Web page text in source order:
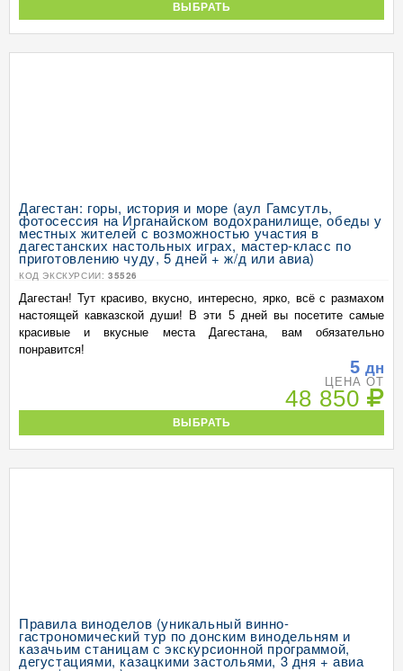
ВЫБРАТЬ
Дагестан: горы, история и море (аул Гамсутль,
фотосессия на Ирганайском водохранилище, обеды у
местных жителей с возможностью участия в
дагестанских настольных играх, мастер-класс по
приготовлению чуду, 5 дней + ж/д или авиа)
КОД ЭКСКУРСИИ: 35526
Дагестан! Тут красиво, вкусно, интересно, ярко, всё с размахом
настоящей кавказской души! В эти 5 дней вы посетите самые
красивые и вкусные места Дагестана, вам обязательно
понравится!
5 дн
ЦЕНА ОТ
48 850
ВЫБРАТЬ
Правила виноделов (уникальный винно-
гастрономический тур по донским винодельням и
казачьим станицам с экскурсионной программой,
дегустациями, казацкими застольями, 3 дня + авиа